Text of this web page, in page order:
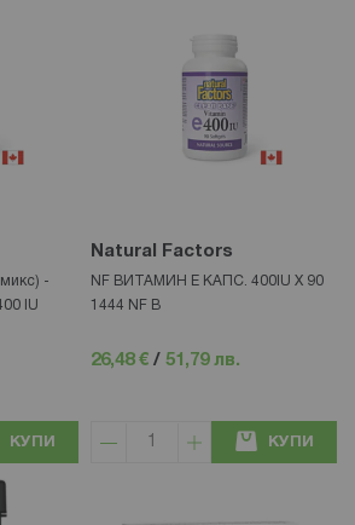
-
IU
КУПИ
Natural Factors
NF ВИТАМИН Е КАПС. 400IU X 90
1444 NF В
26,48 € / 51,79 лв.
КУПИ